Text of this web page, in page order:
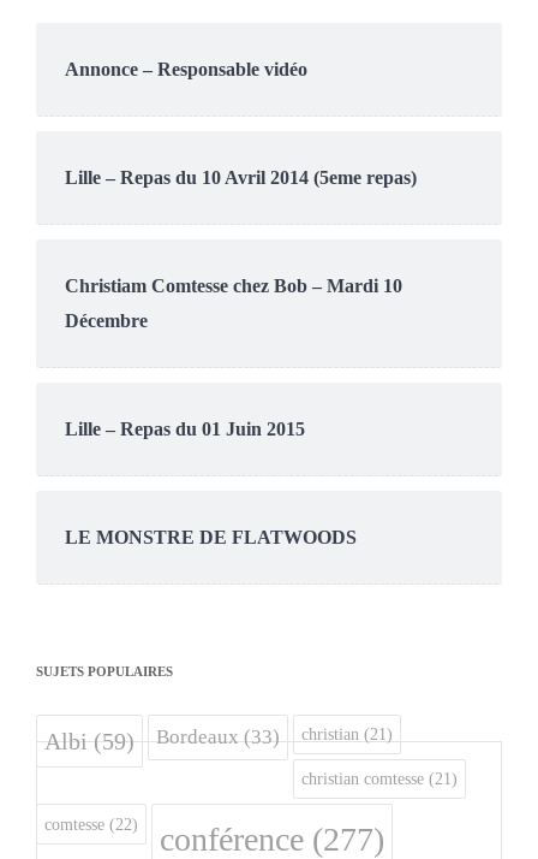
Annonce – Responsable vidéo
Lille – Repas du 10 Avril 2014 (5eme repas)
Christiam Comtesse chez Bob – Mardi 10
Décembre
Lille – Repas du 01 Juin 2015
LE MONSTRE DE FLATWOODS
SUJETS POPULAIRES
Albi(59) Bordeaux(33) christian (21)
christian comtesse (21)
comtesse (22) conférence (277)